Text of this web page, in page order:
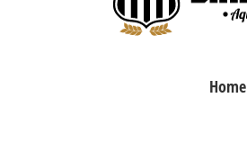
Home